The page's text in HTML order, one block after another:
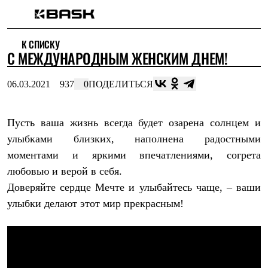
Интернет-магазин
Мужская одежда
Утепленная пухом
Куртки
Брюки
Утепленная синтетикой
Куртки
Брюки
Штормовая одежда
Куртки
Брюки
Софтшелл одежда
Куртки
Флисовая одежда
К СПИСКУ
С МЕЖДУНАРОДНЫМ ЖЕНСКИМ ДНЕМ!
06.03.2021 937 0ПОДЕЛИТЬСЯ
Пусть ваша жизнь всегда будет озарена солнцем и
улыбками близких, наполнена радостными
моментами и яркими впечатлениями, согрета
любовью и верой в себя.
Доверяйте сердце Мечте и улыбайтесь чаще, – ваши
улыбки делают этот мир прекрасным!